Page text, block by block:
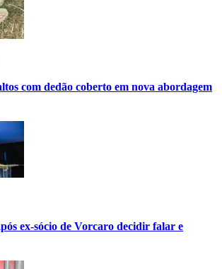
com dedão coberto em nova abordagem
ex-sócio de Vorcaro decidir falar e